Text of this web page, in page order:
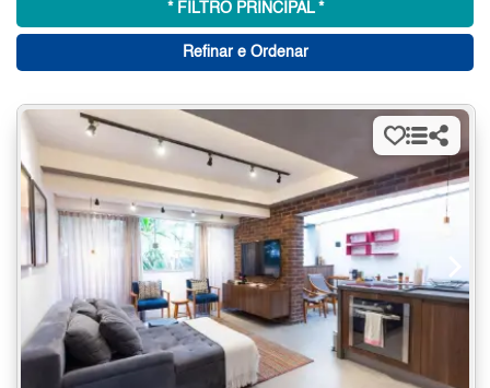
* FILTRO PRINCIPAL *
Refinar e Ordenar